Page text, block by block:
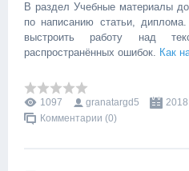
В раздел Учебные материалы
по написанию статьи,
выстроить работу над
распространённых ошибок. Как
1097 granatargd5
Комментарии (0)